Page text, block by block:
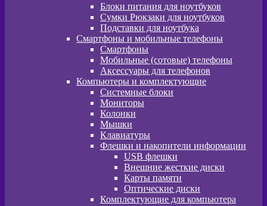
Блоки питания для ноутбуков
Сумки Рюкзаки для ноутбуков
Подставки для ноутбука
Смартфоны и мобильные телефоны
Смартфоны
Мобильные (сотовые) телефоны
Аксессуары для телефонов
Компьютеры и комплектующие
Системные блоки
Мониторы
Колонки
Мышки
Клавиатуры
Флешки и накопители информации
USB флешки
Внешние жесткие диски
Карты памяти
Оптические диски
Комплектующие для компьютера